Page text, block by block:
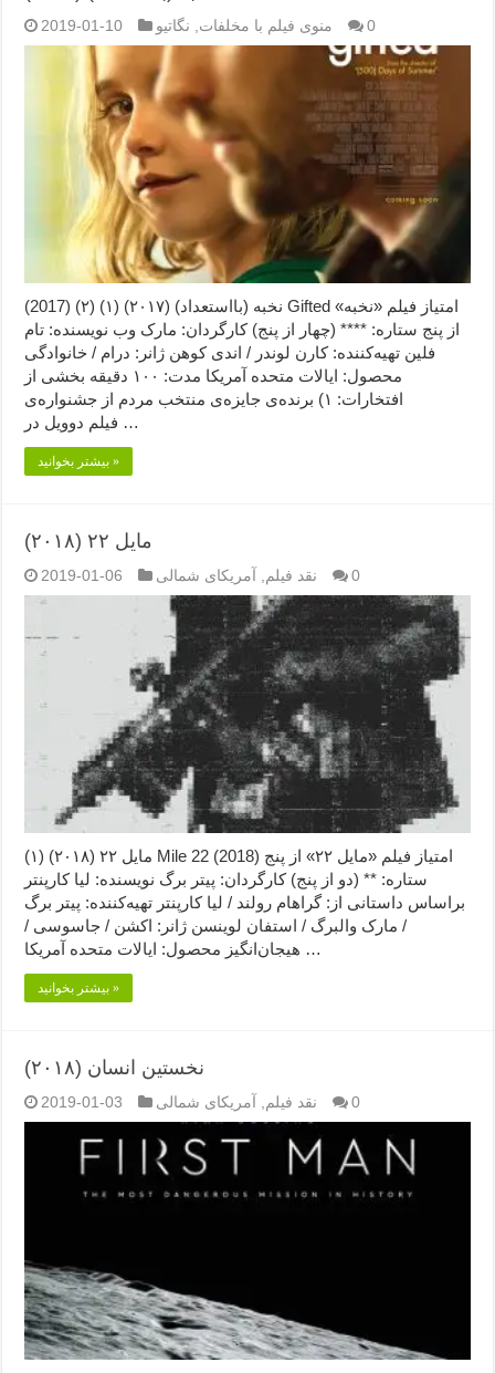
2019-01-10 منوی فیلم با مخلفات, نگاتیو 0
نخبه (بااستعداد) (۲۰۱۷) (۱) (۲) (2017) Gifted امتیاز فیلم «نخبه»
از پنج ستاره: **** (چهار از پنج) کارگردان: مارک وب نویسنده: تام
فلین تهیه‌کننده: کارن لوندر / اندی کوهن ژانر: درام / خانوادگی
محصول: ایالات متحده آمریکا مدت: ۱۰۰ دقیقه بخشی از
افتخارات: ۱) برنده‌ی جایزه‌ی منتخب مردم از جشنواره‌ی
فیلم دوویل در …
بیشتر بخوانید »
مایل ۲۲ (۲۰۱۸)
2019-01-06 نقد فیلم آمریکای شمالی 0
مایل ۲۲ (۲۰۱۸) (۱) Mile 22 (2018) امتیاز فیلم «مایل ۲۲» از پنج
ستاره: ** (دو از پنج) کارگردان: پیتر برگ نویسنده: لیا کارپنتر
براساس داستانی از: گراهام رولند / لیا کارپنتر تهیه‌کننده: پیتر برگ
/ مارک والبرگ / استفان لوینسن ژانر: اکشن / جاسوسی /
هیجان‌انگیز محصول: ایالات متحده آمریکا …
بیشتر بخوانید »
نخستین انسان (۲۰۱۸)
2019-01-03 نقد فیلم آمریکای شمالی 0